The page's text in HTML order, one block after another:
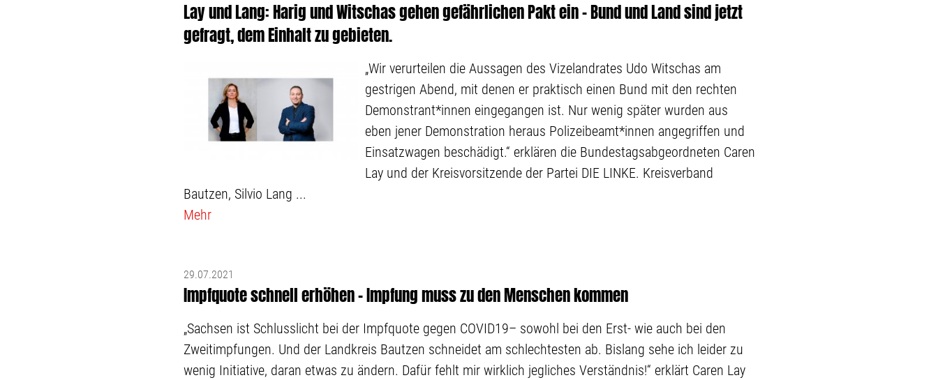
Lay und Lang: Harig und Witschas gehen gefährlichen Pakt ein – Bund und Land sind jetzt
gefragt, dem Einhalt zu gebieten.
„Wir verurteilen die Aussagen des Vizelandrates Udo Witschas am
gestrigen Abend, mit denen er praktisch einen Bund mit den rechten
Demonstrant*innen eingegangen ist. Nur wenig später wurden aus
eben jener Demonstration heraus Polizeibeamt*innen angegriffen und
Einsatzwagen beschädigt.“ erklären die Bundestagsabgeordneten Caren
Lay und der Kreisvorsitzende der Partei DIE LINKE. Kreisverband
Bautzen, Silvio Lang ...
Mehr
29.07.2021
Impfquote schnell erhöhen - Impfung muss zu den Menschen kommen
„Sachsen ist Schlusslicht bei der Impfquote gegen COVID19– sowohl bei den Erst- wie auch bei den
Zweitimpfungen. Und der Landkreis Bautzen schneidet am schlechtesten ab. Bislang sehe ich leider zu
wenig Initiative, daran etwas zu ändern. Dafür fehlt mir wirklich jegliches Verständnis!“ erklärt Caren Lay